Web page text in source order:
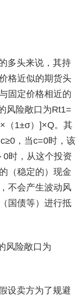
多头来说，其持
格近似的期货头
固定价格相近的
风险敞口为Rt1=
（1±σ）]×Q。其
，当c=0时，该
时，从这个投资
（稳定的）现金
不会产生波动风
国债等）进行抵
风险敞口为
设卖方为了规避